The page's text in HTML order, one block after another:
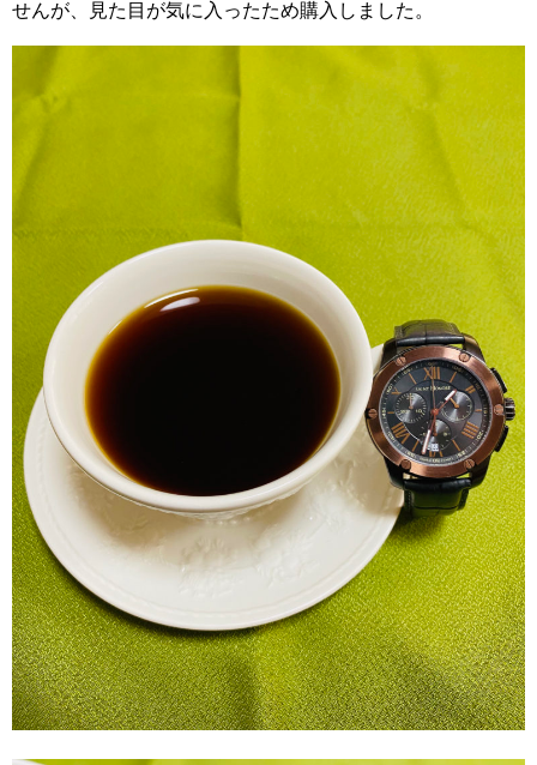
せんが、見た目が気に入ったため購入しました。